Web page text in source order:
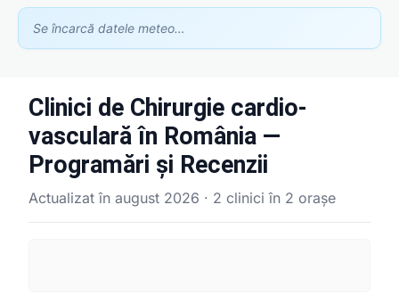
Se încarcă datele meteo…
Clinici de Chirurgie cardio-
vasculară în România —
Programări și Recenzii
Actualizat în august 2026 · 2 clinici în 2 orașe
Asistent GhidClinic
Vă ajutăm să găsiți medicul sau clinica potrivită